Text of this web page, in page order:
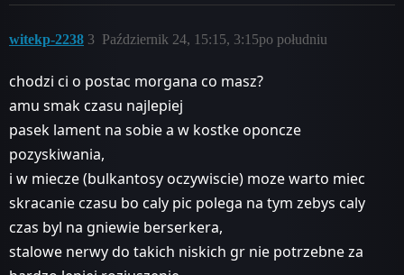
witekp-2238 Październik 24, 15:15, 3:15po południu
3
chodzi ci o postac morgana co masz?
amu smak czasu najlepiej
pasek lament na sobie a w kostke oponcze
pozyskiwania,
i w miecze (bulkantosy oczywiscie) moze warto miec
skracanie czasu bo caly pic polega na tym zebys caly
czas byl na gniewie berserkera,
stalowe nerwy do takich niskich gr nie potrzebne za